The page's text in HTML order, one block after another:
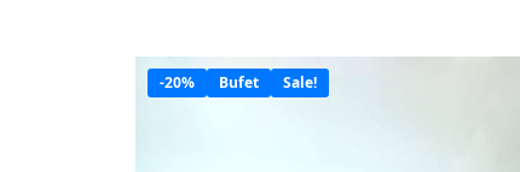
-20% Bufet Sale!